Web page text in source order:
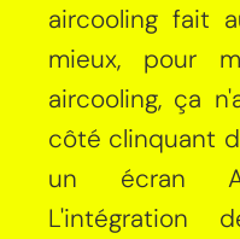
aircooling fait
mieux, pour
aircooling, ça
côté clinquant
un écran